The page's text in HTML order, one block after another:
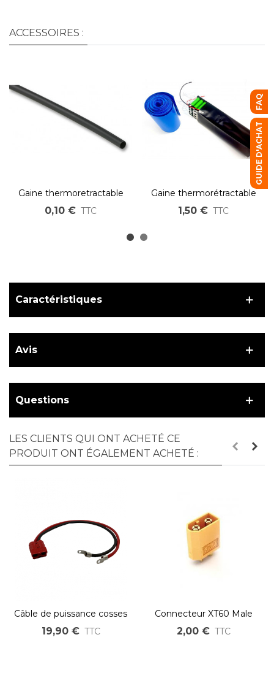
ACCESSOIRES :
Gaine thermoretractable
2:1 au cm 22-11mm
0,10 € TTC
Gaine thermorétractable
pour batterie
1,50 € TTC
Caractéristiques
Avis
Questions
LES CLIENTS QUI ONT ACHETÉ CE
PRODUIT ONT ÉGALEMENT ACHETÉ :
Câble de puissance cosses
à oeil vers Anderson 50A
19,90 € TTC
Connecteur XT60 Male
60A
2,00 € TTC
FAQ
GUIDE D'ACHAT